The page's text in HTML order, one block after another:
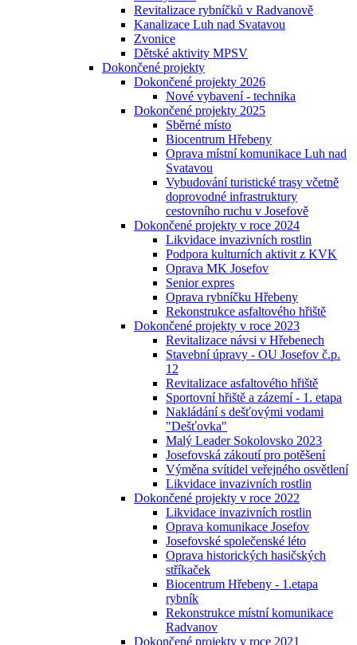
Revitalizace rybníčků v Radvanově
Kanalizace Luh nad Svatavou
Zvonice
Dětské aktivity MPSV
Dokončené projekty
Dokončené projekty 2026
Nové vybavení - technika
Dokončené projekty 2025
Sběrné místo
Biocentrum Hřebeny
Oprava místní komunikace Luh nad
Svatavou
Vybudování turistické trasy včetně
doprovodné infrastruktury
cestovního ruchu v Josefově
Dokončené projekty v roce 2024
Likvidace invazivních rostlin
Podpora kulturních aktivit z KVK
Oprava MK Josefov
Senior expres
Oprava rybníčku Hřebeny
Rekonstrukce asfaltového hřiště
Dokončené projekty v roce 2023
Revitalizace návsi v Hřebenech
Stavební úpravy - OU Josefov č.p.
12
Revitalizace asfaltového hřiště
Sportovní hřiště a zázemí - 1. etapa
Nakládání s dešťovými vodami
"Dešťovka"
Malý Leader Sokolovsko 2023
Josefovská zákoutí pro potěšení
Výměna svítidel veřejného osvětlení
Likvidace invazivních rostlin
Dokončené projekty v roce 2022
Likvidace invazivních rostlin
Oprava komunikace Josefov
Josefovské společenské léto
Oprava historických hasičských
stříkaček
Biocentrum Hřebeny - 1.etapa
rybník
Rekonstrukce místní komunikace
Radvanov
Dokončené projekty v roce 2021